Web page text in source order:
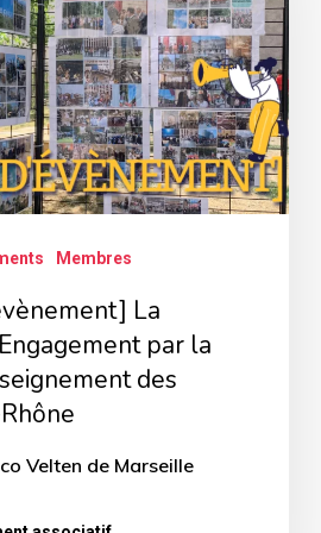
Membres
La
par la
des
Velten de Marseille